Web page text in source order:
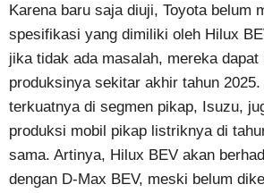
Karena baru saja diuji, Toyota belum
spesifikasi yang dimiliki oleh Hilux
jika tidak ada masalah, mereka dapat
produksinya sekitar akhir tahun
terkuatnya di segmen pikap, Isuzu,
produksi mobil pikap listriknya di
sama. Artinya, Hilux BEV akan
dengan D-Max BEV, meski belum